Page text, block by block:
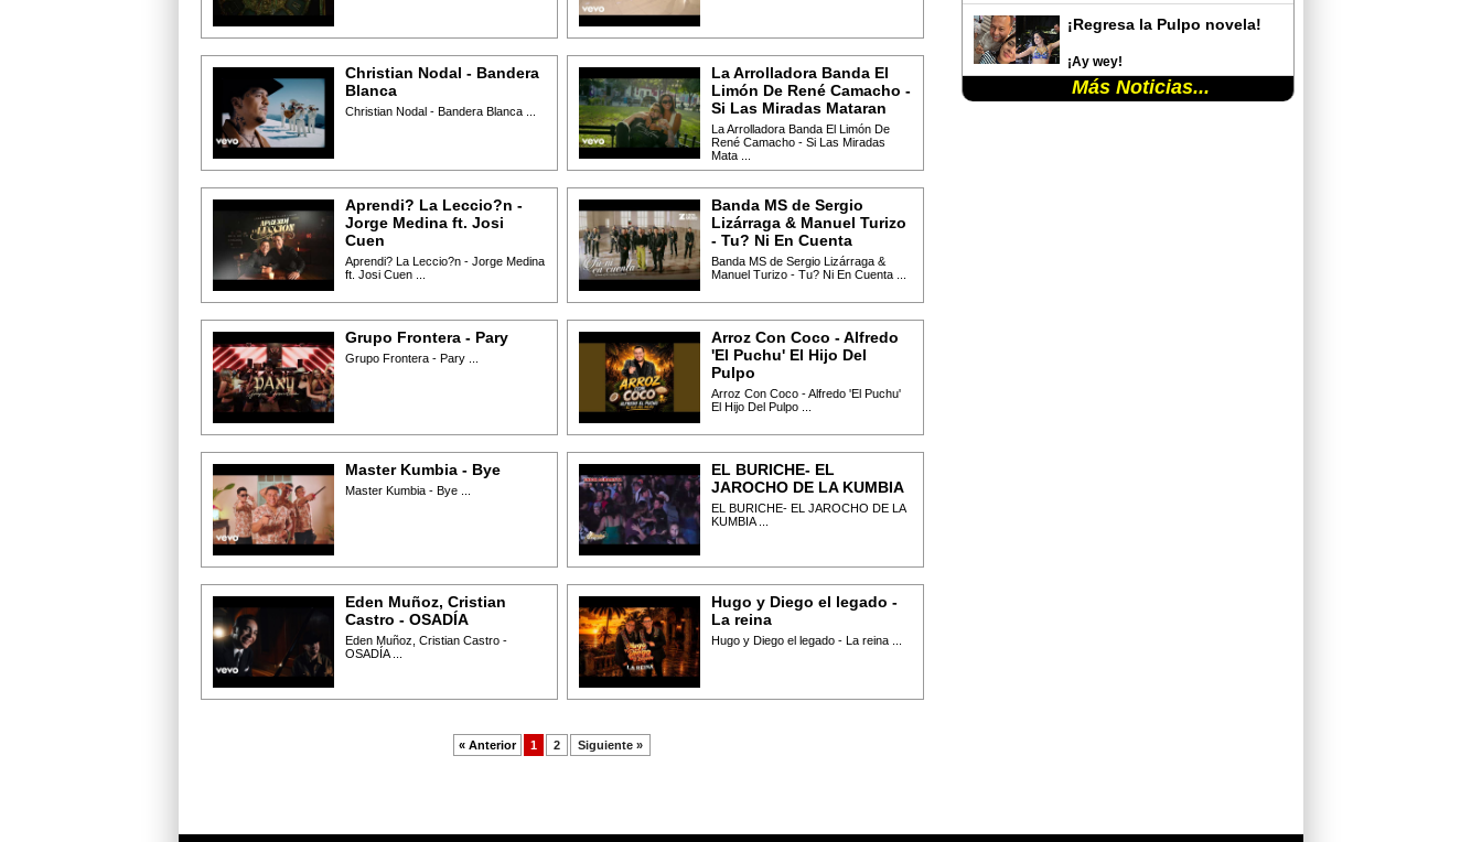
¡Regresa la Pulpo novela!
¡Ay wey!
Más Noticias...
Christian Nodal - Bandera
Blanca
Christian Nodal - Bandera Blanca ...
La Arrolladora Banda El
Limón De René Camacho -
Si Las Miradas Mataran
La Arrolladora Banda El Limón De
René Camacho - Si Las Miradas
Mata ...
Aprendi? La Leccio?n -
Jorge Medina ft. Josi
Cuen
Aprendi? La Leccio?n - Jorge Medina
ft. Josi Cuen ...
Banda MS de Sergio
Lizárraga & Manuel Turizo
- Tu? Ni En Cuenta
Banda MS de Sergio Lizárraga &
Manuel Turizo - Tu? Ni En Cuenta ...
Grupo Frontera - Pary
Grupo Frontera - Pary ...
Arroz Con Coco - Alfredo
'El Puchu' El Hijo Del
Pulpo
Arroz Con Coco - Alfredo 'El Puchu'
El Hijo Del Pulpo ...
Master Kumbia - Bye
Master Kumbia - Bye ...
EL BURICHE- EL
JAROCHO DE LA KUMBIA
EL BURICHE- EL JAROCHO DE LA
KUMBIA ...
Eden Muñoz, Cristian
Castro - OSADÍA
Eden Muñoz, Cristian Castro -
OSADÍA ...
Hugo y Diego el legado -
La reina
Hugo y Diego el legado - La reina ...
« Anterior 1 2 Siguiente »